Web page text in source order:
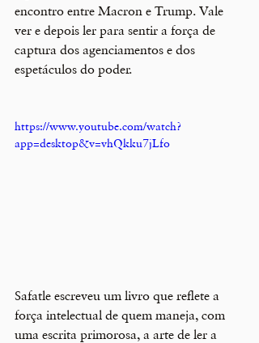
encontro entre Macron e Trump. Vale
ver e depois ler para sentir a força de
captura dos agenciamentos e dos
espetáculos do poder.
https://www.youtube.com/watch?
app=desktop&v=vhQkku7jLfo
Safatle escreveu um livro que reflete a
força intelectual de quem maneja, com
uma escrita primorosa, a arte de ler a